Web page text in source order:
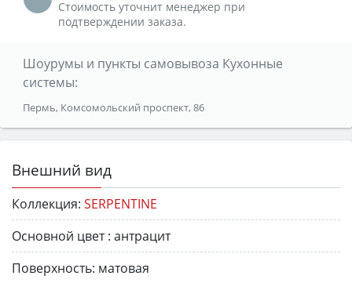
Стоимость уточнит менеджер при
подтверждении заказа.
Шоурумы и пункты самовывоза Кухонные
системы:
Пермь, Комсомольский проспект, 86
Внешний вид
Коллекция: SERPENTINE
Основной цвет : антрацит
Поверхность: матовая